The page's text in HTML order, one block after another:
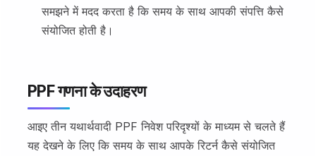
समझने में मदद करता है कि समय के साथ आपकी संपत्ति कैसे
संयोजित होती है।
PPF गणना के उदाहरण
आइए तीन यथार्थवादी PPF निवेश परिदृश्यों के माध्यम से चलते हैं
यह देखने के लिए कि समय के साथ आपके रिटर्न कैसे संयोजित